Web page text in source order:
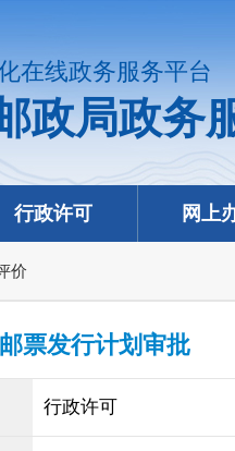
在线政务服务平台
政局政务
行政许可 网上
价
票发行计划审批
行政许可